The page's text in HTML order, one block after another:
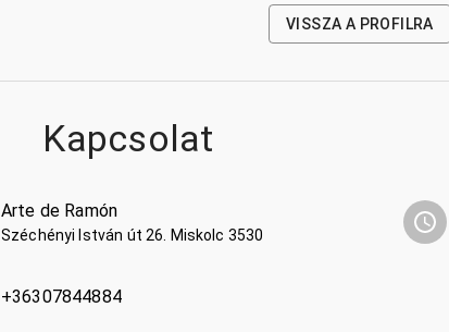
VISSZA A PROFILRA
Kapcsolat
Arte de Ramón
Széchényi István út 26. Miskolc 3530
+36307844884